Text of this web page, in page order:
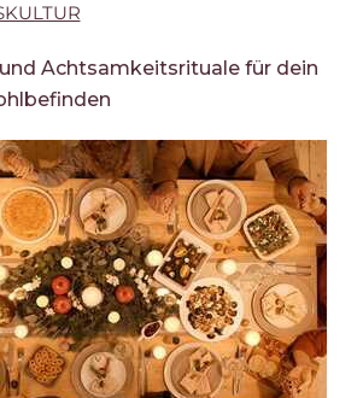
Achtsamkeitsrituale für dein